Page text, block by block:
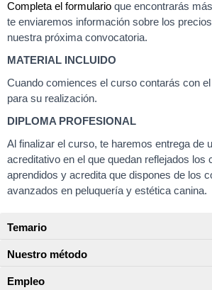
Completa el formulario que encontrarás
te enviaremos información sobre los
nuestra próxima convocatoria.
MATERIAL INCLUIDO
Cuando comiences el curso contarás con
para su realización.
DIPLOMA PROFESIONAL
Al finalizar el curso, te haremos entrega de
acreditativo en el que quedan reflejados los
aprendidos y acredita que dispones de los
avanzados en peluquería y estética canina.
Temario
Nuestro método
Empleo